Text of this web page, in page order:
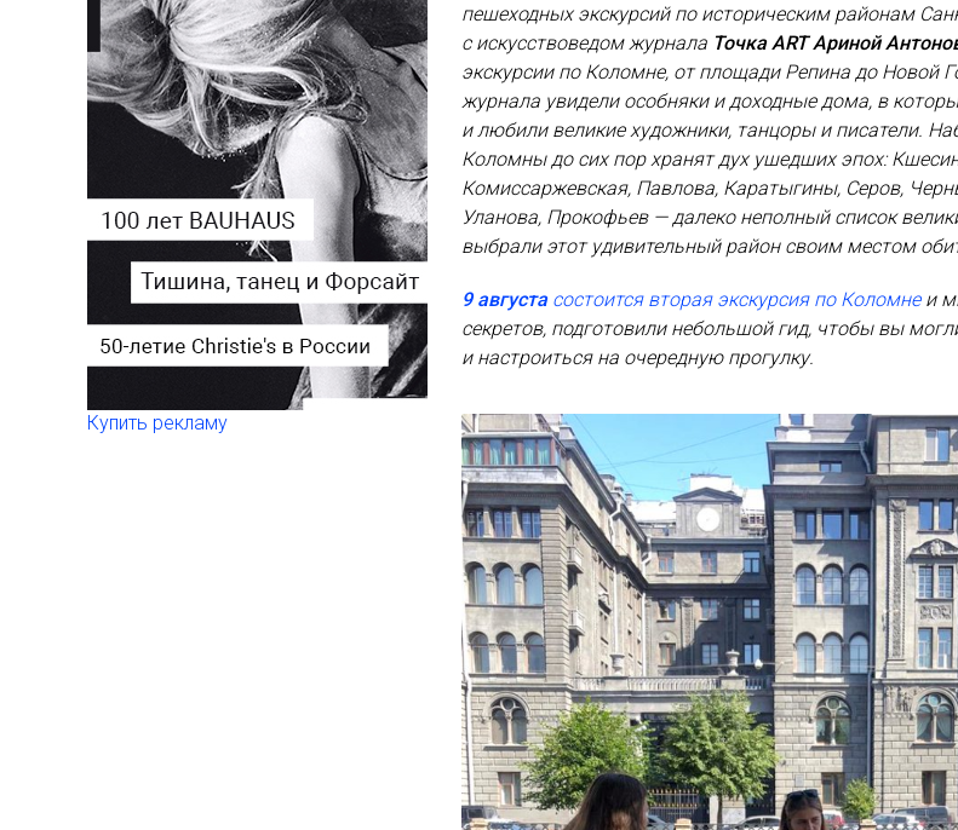
Купить рекламу
пешеходных экскурсий по историческим районам
с искусствоведом журнала Точка ART Ариной
экскурсии по Коломне, от площади Репина до Новой
журнала увидели особняки и доходные дома, в
и любили великие художники, танцоры и писатели.
Коломны до сих пор хранят дух ушедших эпох:
Комиссаржевская, Павлова, Каратыгины, Серов,
Уланова, Прокофьев — далеко неполный список
выбрали этот удивительный район своим местом
9 августа состоится вторая экскурсия по Коломнеи
секретов, подготовили небольшой гид, чтобы вы
и настроиться на очередную прогулку.